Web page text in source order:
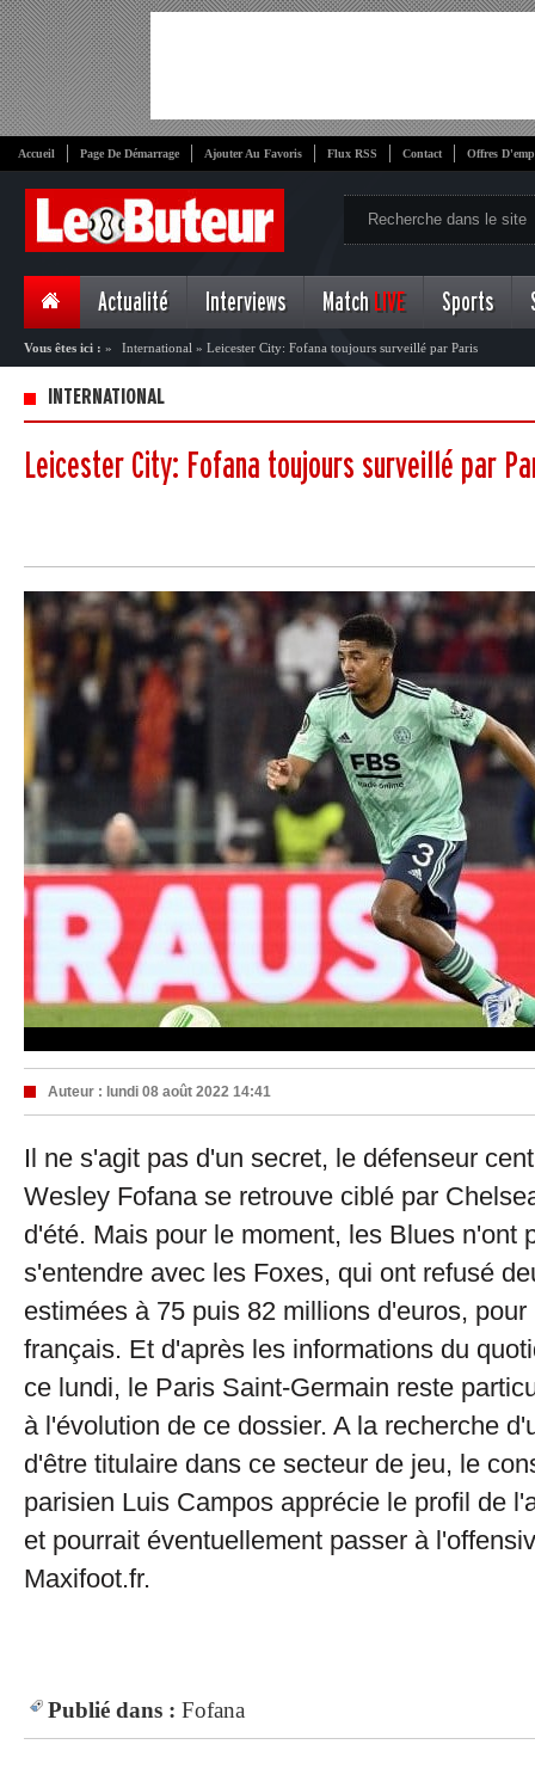
Accueil Page De Démarrage Ajouter Au Favoris Flux RSS Contact Offres
Actualité Interviews Match LIVE Sports
Vous êtes ici : » International » Leicester City: Fofana toujours surveillé par Paris
INTERNATIONAL
Leicester City: Fofana toujours surveillé par
Auteur : lundi 08 août 2022 14:41
Il ne s'agit pas d'un secret, le défenseur
Wesley Fofana se retrouve ciblé par
d'été. Mais pour le moment, les Blues n'ont
s'entendre avec les Foxes, qui ont refusé
estimées à 75 puis 82 millions d'euros,
français. Et d'après les informations du
ce lundi, le Paris Saint-Germain reste
à l'évolution de ce dossier. A la recherche
d'être titulaire dans ce secteur de jeu, le
parisien Luis Campos apprécie le profil de
et pourrait éventuellement passer à
Maxifoot.fr.
Publié dans : Fofana